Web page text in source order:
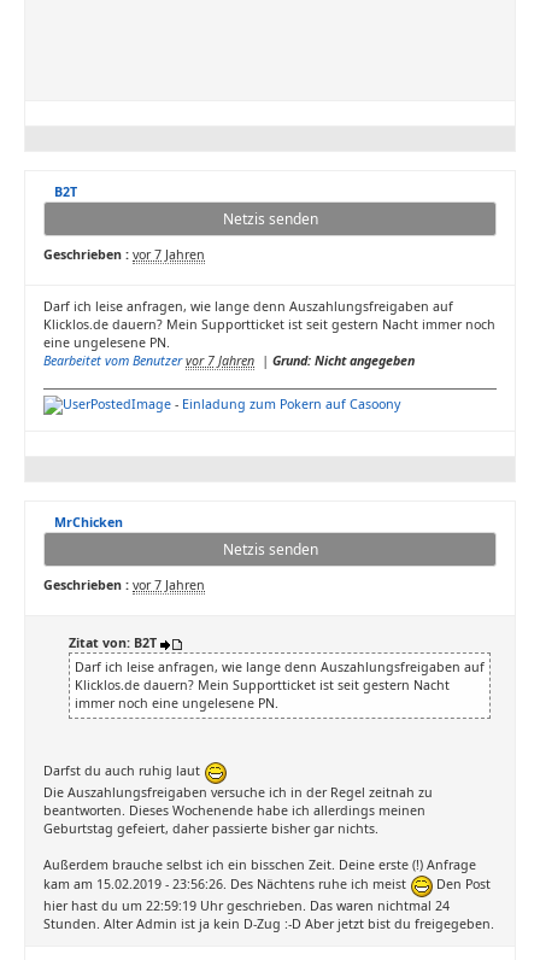
B2T
Netzis senden
Geschrieben : vor 7 Jahren
Darf ich leise anfragen, wie lange denn Auszahlungsfreigaben auf
Klicklos.de dauern? Mein Supportticket ist seit gestern Nacht immer noch
eine ungelesene PN.
Bearbeitet vom Benutzer vor 7 Jahren | Grund: Nicht angegeben
- Einladung zum Pokern auf Casoony
MrChicken
Netzis senden
Geschrieben : vor 7 Jahren
Zitat von: B2T
Darf ich leise anfragen, wie lange denn Auszahlungsfreigaben auf
Klicklos.de dauern? Mein Supportticket ist seit gestern Nacht
immer noch eine ungelesene PN.
Darfst du auch ruhig laut
Die Auszahlungsfreigaben versuche ich in der Regel zeitnah zu
beantworten. Dieses Wochenende habe ich allerdings meinen
Geburtstag gefeiert, daher passierte bisher gar nichts.
Außerdem brauche selbst ich ein bisschen Zeit. Deine erste (!) Anfrage
kam am 15.02.2019 - 23:56:26. Des Nächtens ruhe ich meist
Den Post
hier hast du um 22:59:19 Uhr geschrieben. Das waren nichtmal 24
Stunden. Alter Admin ist ja kein D-Zug :-D Aber jetzt bist du freigegeben.